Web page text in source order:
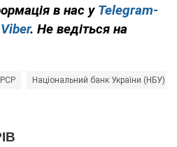
в нас у Telegram-
Viber. Не ведіться на
Національний банк України (НБУ)